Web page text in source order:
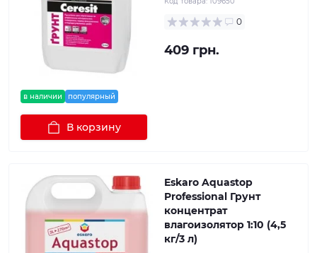
в наличии популярный
0
409 грн.
В корзину
Eskaro Aquastop
Professional Грунт
концентрат
влагоизолятор 1:10 (4,5
кг/3 л)